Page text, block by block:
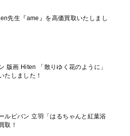
先生『ame』を高価買取いたしまし
版画 Hiten 「散りゆく花のように」
たしました！
ルビバン 立羽「はるちゃんと紅葉浴
取！